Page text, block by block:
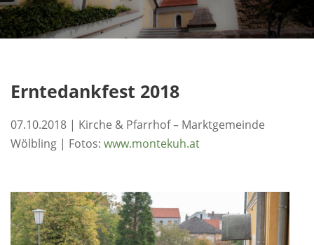
Erntedankfest 2018
07.10.2018 | Kirche & Pfarrhof – Marktgemeinde
Wölbling | Fotos: www.montekuh.at